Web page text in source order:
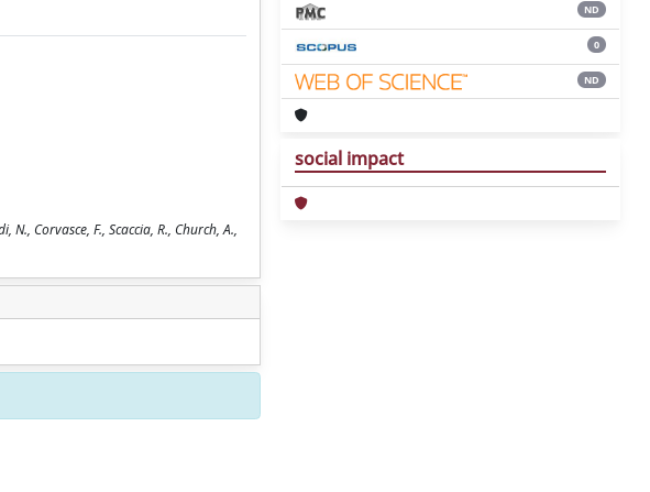
Corvasce, F., Scaccia, R., Church, A.,
ND
0
ND
social impact